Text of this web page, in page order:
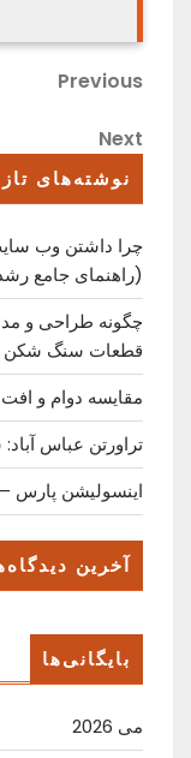
راهبری
نوشته
Previous
Previous
Next
Next
نوشته‌های
چرا داشتن وب
(راهنمای جامع
چگونه طراحی و
قطعات سنگ شکن
مقایسه دوام و
تراورتن عباس
اینسولیشن پارس –
آخرین
بایگانی‌ها
می 2026